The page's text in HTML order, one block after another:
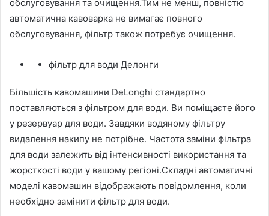
обслуговування та очищення.Тим не менш, повністю
автоматична кавоварка не вимагає повного
обслуговування, фільтр також потребує очищення.
фільтр для води Делонги
Більшість кавомашини DeLonghi стандартно
поставляються з фільтром для води. Ви поміщаєте його
у резервуар для води. Завдяки водяному фільтру
видалення накипу не потрібне. Частота заміни фільтра
для води залежить від інтенсивності використання та
жорсткості води у вашому регіоні.Складні автоматичні
моделі кавомашин відображають повідомлення, коли
необхідно замінити фільтр для води.